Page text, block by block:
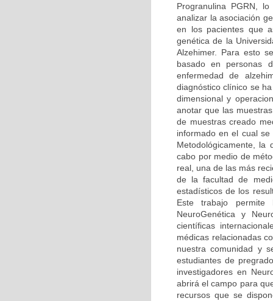
Progranulina PGRN,
analizar la asociación
en los pacientes que
genética de la
Alzehimer. Para esto
basado en personas
enfermedad de
diagnóstico clínico se
dimensional y
anotar que las
de muestras creado
informado en el cual
Metodológicamente, la
cabo por medio de
real, una de las más
de la facultad de
estadísticos de los
Este trabajo permite
NeuroGenética y
científicas
médicas relacionadas
nuestra comunidad y
estudiantes de
investigadores en
abrirá el campo para
recursos que se